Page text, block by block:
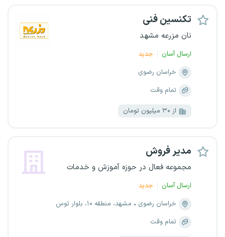
تکنسین فنی
نان مزرعه مشهد
ارسال آسان
جدید
خراسان رضوی
تمام وقت
از ۳۰ میلیون تومان
مدیر فروش
مجموعه فعال در حوزه آموزش و خدمات
ارسال آسان
جدید
خراسان رضوی
مشهد، منطقه ۱۰، بلوار توس
تمام وقت